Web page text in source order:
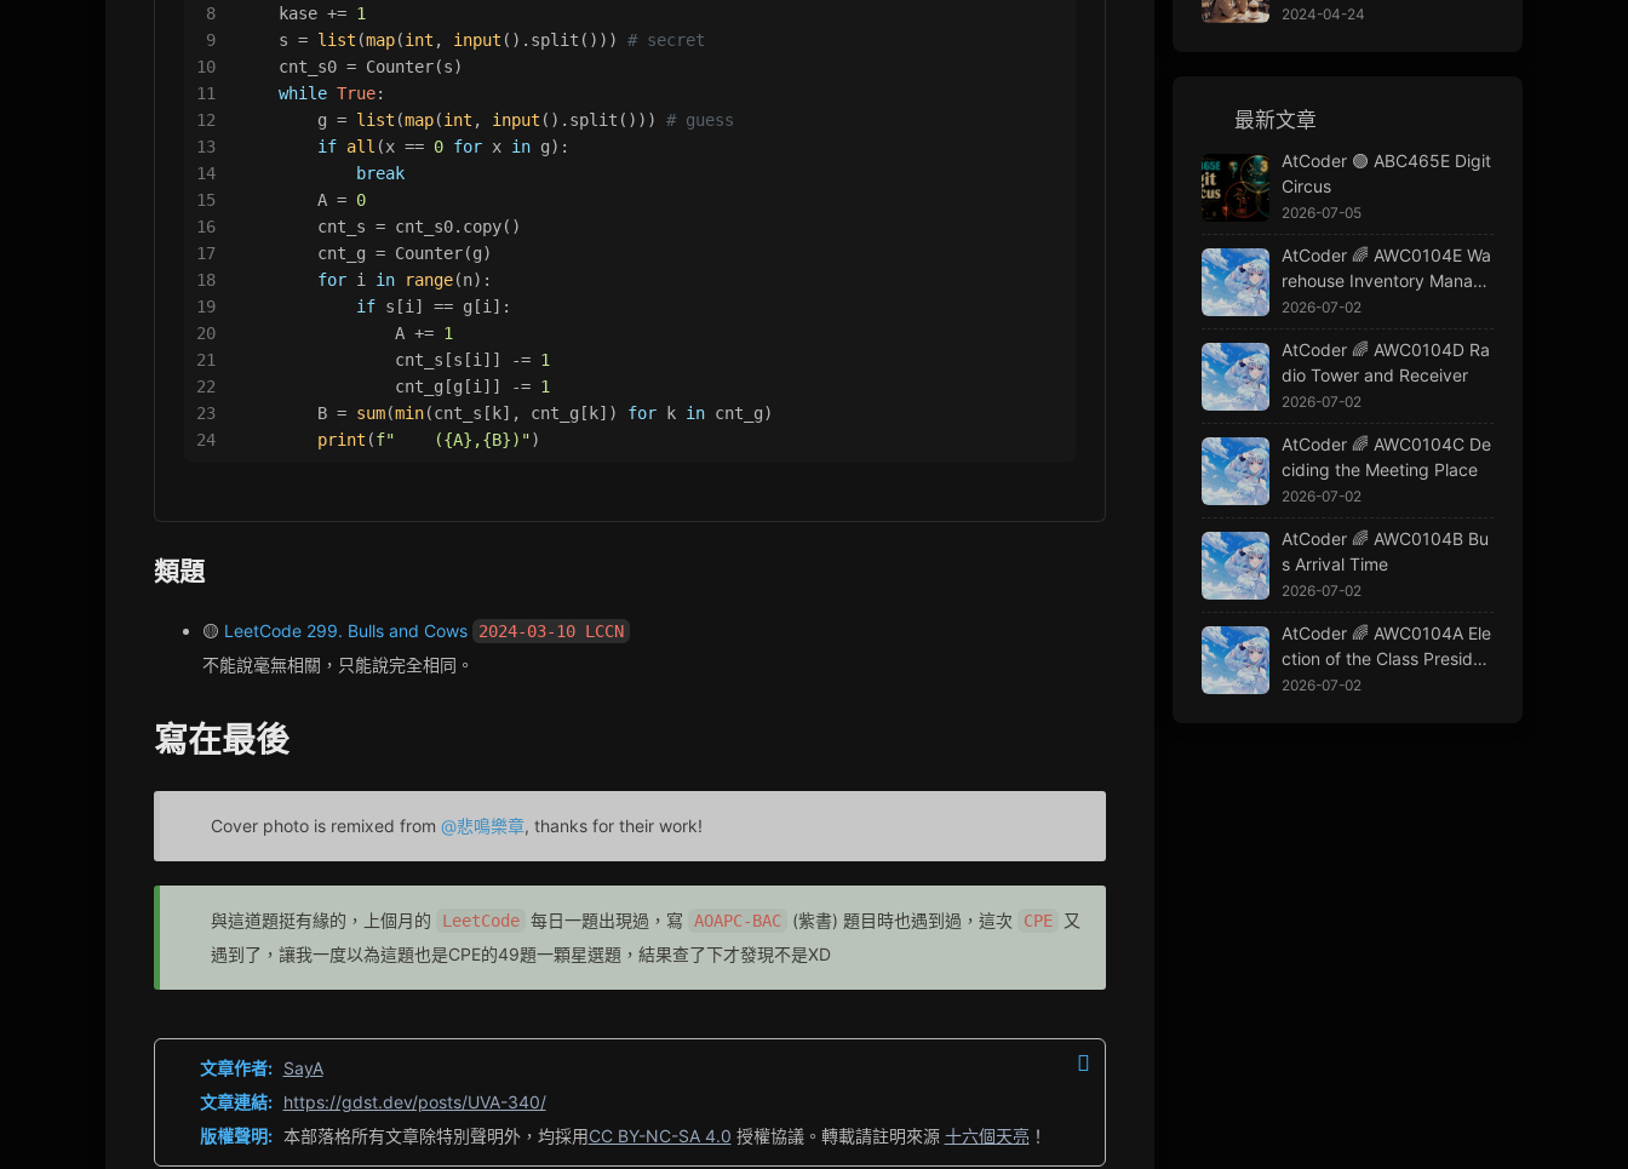
8
9
10
11
12
13
14
15
16
17
18
19
20
21
22
23
24
    kase +=
1
    s =
list (map(int , input ().split())) # secret
    cnt_s0 = Counter(s)
while True:
        g =
list (map(int , input ().split())) # guess
if all (x == 0 for x in g):
break
        A =
0
        cnt_s = cnt_s0.copy()
        cnt_g = Counter(g)
for i in range(n):
if s[i] == g[i]:
                A +=
1
                cnt_s[s[i]] -=
1
                cnt_g[g[i]] -=
1
        B =
sum(min(cnt_s[k], cnt_g[k]) for k in cnt_g)
print (f"    ({A} ,{B})")
類題
🟡 LeetCode 299. Bulls and Cows 2024-03-10 LCCN
不能說毫無相關，只能說完全相同。
寫在最後
Cover photo is remixed from @悲鳴樂章, thanks for their work!
與這道題挺有緣的，上個月的 LeetCode 每日一題出現過，寫 AOAPC-BAC (紫書) 題目時也遇到過，這次 CPE
又
遇到了，讓我一度以為這題也是CPE的49題一顆星選題，結果查了下才發現不是XD
文章作者: SayA
文章連結: https://gdst.dev/posts/UVA-340/
版權聲明: 本部落格所有文章除特別聲明外，均採用CC BY-NC-SA 4.0 授權協議。轉載請註明來源 十六個天亮！
2024-04-24
最新文章
AtCoder 🟢 ABC465E Digit
Circus
2026-07-05
AtCoder 🌈 AWC0104E Wa
rehouse Inventory Manage
ment
2026-07-02
AtCoder 🌈 AWC0104D Ra
dio Tower and Receiver
2026-07-02
AtCoder 🌈 AWC0104C De
ciding the Meeting Place
2026-07-02
AtCoder 🌈 AWC0104B Bu
s Arrival Time
2026-07-02
AtCoder 🌈 AWC0104A Ele
ction of the Class Presiden
t2026-07-02